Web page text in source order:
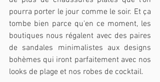
pourra porter le jour comme le soir. Et ça
tombe bien parce qu'en ce moment, les
boutiques nous régalent avec des paires
de sandales minimalistes aux designs
bohèmes qui iront parfaitement avec nos
looks de plage et nos robes de cocktail.